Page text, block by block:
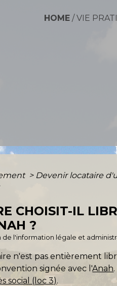
HOME /VIE
> Devenir locataire
CHOISIT-IL
?
de l'information légale et
n'est pas entièrement
signée avec l'Anah
social (loc 3).